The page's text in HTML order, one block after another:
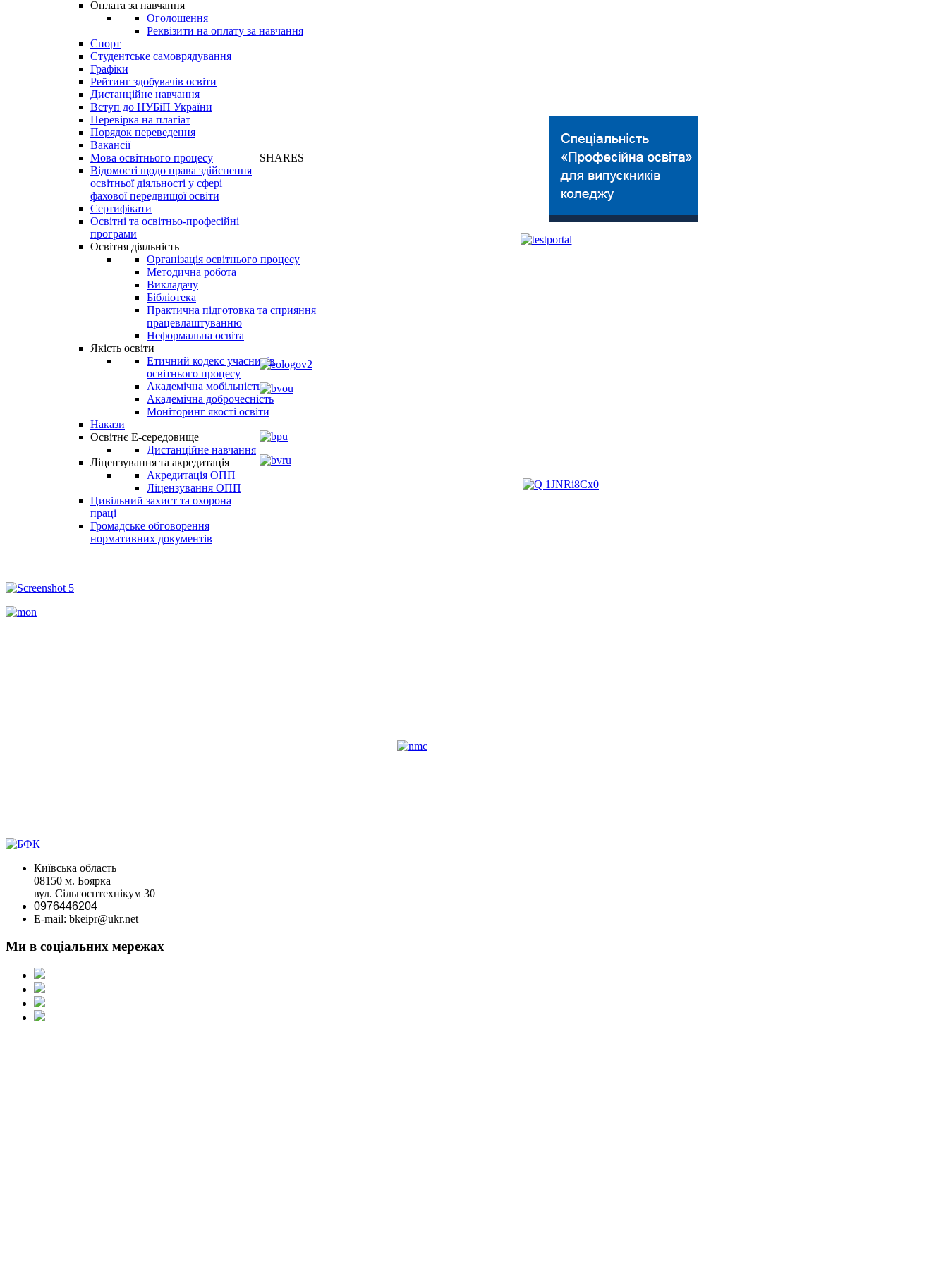
Оплата за навчання
Оголошення
Реквізити на оплату за навчання
Спорт
Студентське самоврядування
Графіки
Рейтинг здобувачів освіти
Дистанційне навчання
Вступ до НУБіП України
Перевірка на плагіат
Порядок переведення
Вакансії
Мова освітнього процесу
Відомості щодо права здійснення
освітньої діяльності у сфері
фахової передвищої освіти
Сертифікати
Освітні та освітньо-професійні
програми
Освітня діяльність
Організація освітнього процесу
Методична робота
Викладачу
Бібліотека
Практична підготовка та сприяння
працевлаштуванню
Неформальна освіта
Якість освіти
Етичний кодекс учасників
освітнього процесу
Академічна мобільність
Академічна доброчесність
Моніторинг якості освіти
Накази
Освітнє Е-середовище
Дистанційне навчання
Ліцензування та акредитація
Акредитація ОПП
Ліцензування ОПП
Цивільний захист та охорона
праці
Громадське обговорення
нормативних документів
SHARES
Київська область
08150 м. Боярка
вул. Сільгосптехнікум 30
0976446204
E-mail: bkeipr@ukr.net
Ми в соціальних мережах